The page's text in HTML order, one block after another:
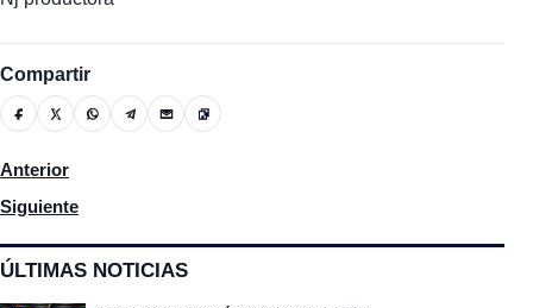
ÚLTIMAS NOTICIAS
Compartir
Artículo anterior: Ex conserjes de escuelas públicas de Moca
Anterior
Artículo siguiente: Yissel Ojeada madre de la niña Adriely
Siguiente